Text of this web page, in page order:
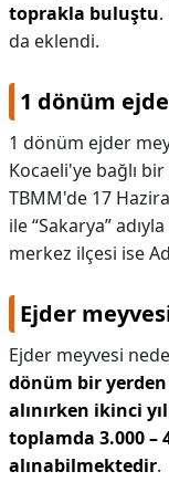
toprakla buluştu
da eklendi.
1 dönüm
1 dönüm ejder
Kocaeli'ye bağlı
TBMM'de 17
ile “Sakarya”
merkez ilçesi ise
Ejder
Ejder meyvesi
dönüm bir yerden
alınırken ikinci
toplamda 3.000 –
alınabilmektedir.